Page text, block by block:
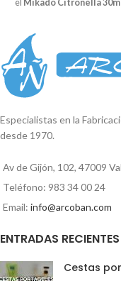
el Mikado Citronella 30ml
arma secreta contra los
insectos. Su fragancia
citronela actúa como un
eficaz, manteniendo tu
deseados. 🌿 🦟
aromática
revitalizante de la
inhalación te transportará
espacios con una
Especialistas en la
desde 1970.
Av de Gijón, 102, 47009
Teléfono: 983 34 00 24
Email: info@arcoban.com
ENTRADAS RECIENTES
Cestas